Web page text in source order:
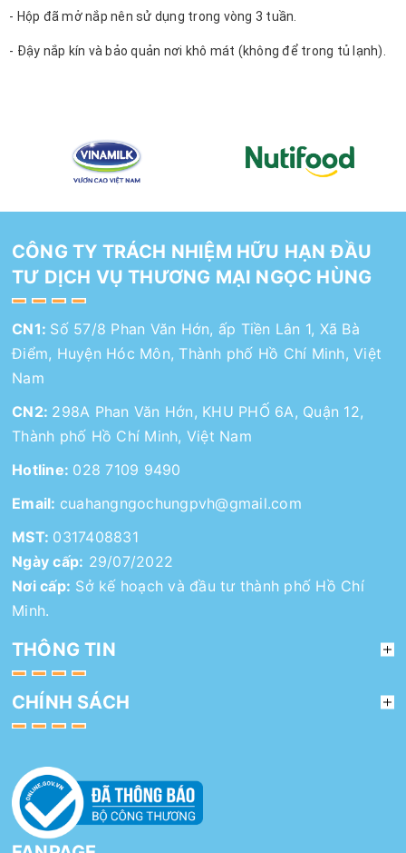
- Hộp đã mở nắp nên sử dụng trong vòng 3 tuần.
- Đậy nắp kín và bảo quản nơi khô mát (không để trong tủ lạnh).
CÔNG TY TRÁCH NHIỆM HỮU HẠN ĐẦU
TƯ DỊCH VỤ THƯƠNG MẠI NGỌC HÙNG
CN1: Số 57/8 Phan Văn Hớn, ấp Tiền Lân 1, Xã Bà
Điểm, Huyện Hóc Môn, Thành phố Hồ Chí Minh, Việt
Nam
CN2: 298A Phan Văn Hớn, KHU PHỐ 6A, Quận 12,
Thành phố Hồ Chí Minh, Việt Nam
Hotline: 028 7109 9490
Email: cuahangngochungpvh@gmail.com
MST: 0317408831
Ngày cấp: 29/07/2022
Nơi cấp: Sở kế hoạch và đầu tư thành phố Hồ Chí
Minh.
THÔNG TIN
CHÍNH SÁCH